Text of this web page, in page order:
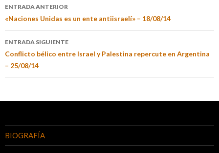
ENTRADA ANTERIOR
«Naciones Unidas es un ente antiisraelí» – 18/08/14
ENTRADA SIGUIENTE
Conflicto bélico entre Israel y Palestina repercute en Argentina
– 25/08/14
BIOGRAFÍA